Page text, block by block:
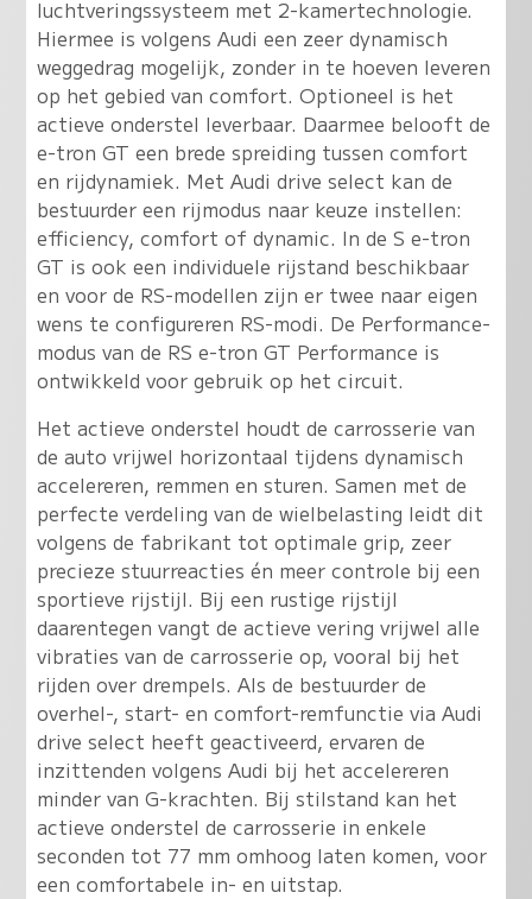
luchtveringssysteem met 2-kamertechnologie.
Hiermee is volgens Audi een zeer dynamisch
weggedrag mogelijk, zonder in te hoeven leveren
op het gebied van comfort. Optioneel is het
actieve onderstel leverbaar. Daarmee belooft de
e-tron GT een brede spreiding tussen comfort
en rijdynamiek. Met Audi drive select kan de
bestuurder een rijmodus naar keuze instellen:
efficiency, comfort of dynamic. In de S e-tron
GT is ook een individuele rijstand beschikbaar
en voor de RS-modellen zijn er twee naar eigen
wens te configureren RS-modi. De Performance-
modus van de RS e-tron GT Performance is
ontwikkeld voor gebruik op het circuit.
Het actieve onderstel houdt de carrosserie van
de auto vrijwel horizontaal tijdens dynamisch
accelereren, remmen en sturen. Samen met de
perfecte verdeling van de wielbelasting leidt dit
volgens de fabrikant tot optimale grip, zeer
precieze stuurreacties én meer controle bij een
sportieve rijstijl. Bij een rustige rijstijl
daarentegen vangt de actieve vering vrijwel alle
vibraties van de carrosserie op, vooral bij het
rijden over drempels. Als de bestuurder de
overhel-, start- en comfort-remfunctie via Audi
drive select heeft geactiveerd, ervaren de
inzittenden volgens Audi bij het accelereren
minder van G-krachten. Bij stilstand kan het
actieve onderstel de carrosserie in enkele
seconden tot 77 mm omhoog laten komen, voor
een comfortabele in- en uitstap.